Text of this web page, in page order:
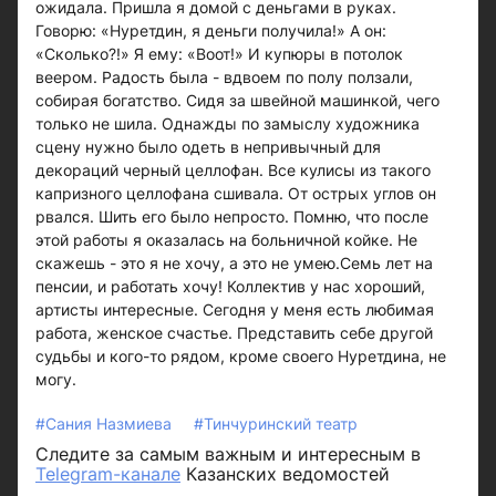
ожидала. Пришла я домой с деньгами в руках.
Говорю: «Нуретдин, я деньги получила!» А он:
«Сколько?!» Я ему: «Воот!» И купюры в потолок
веером. Радость была - вдвоем по полу ползали,
собирая богатство. Сидя за швейной машинкой, чего
только не шила. Однажды по замыслу художника
сцену нужно было одеть в непривычный для
декораций черный целлофан. Все кулисы из такого
капризного целлофана сшивала. От острых углов он
рвался. Шить его было непросто. Помню, что после
этой работы я оказалась на больничной койке. Не
скажешь - это я не хочу, а это не умею.Семь лет на
пенсии, и работать хочу! Коллектив у нас хороший,
артисты интересные. Сегодня у меня есть любимая
работа, женское счастье. Представить себе другой
судьбы и кого-то рядом, кроме своего Нуретдина, не
могу.
#Сания Назмиева #Тинчуринский театр
Следите за самым важным и интересным в
Telegram-канале Казанских ведомостей